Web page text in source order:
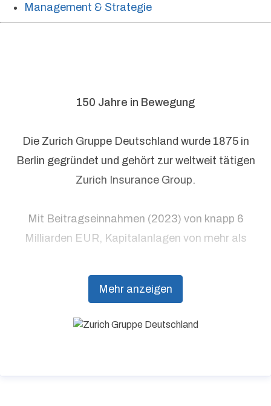
Management & Strategie
150 Jahre in Bewegung
Die Zurich Gruppe Deutschland wurde 1875 in
Berlin gegründet und gehört zur weltweit tätigen
Zurich Insurance Group.
Mit Beitragseinnahmen (2023) von knapp 6
Milliarden EUR, Kapitalanlagen von mehr als
51 Milliarden EUR und rund 4.900 Mitarbeitenden
zählt Zurich zu den führenden Versicherungen in
Deutschland. Im Einklang mit dem Ziel
über traditionelle Versicherungsprodukte
Mehr anzeigen